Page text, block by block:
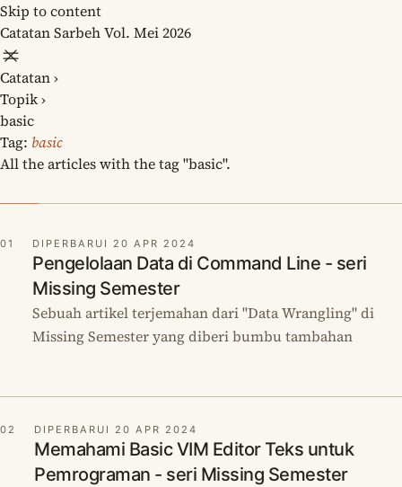
Skip to content
CatatanSarbehVol. Mei 2026
Catatan›
Topik›
basic
Tag: basic
All the articles with the tag "basic".
01 DIPERBARUI 20 APR 2024
Pengelolaan Data di Command Line - seri
Missing Semester
Sebuah artikel terjemahan dari "Data Wrangling" di
Missing Semester yang diberi bumbu tambahan
02 DIPERBARUI 20 APR 2024
Memahami Basic VIM Editor Teks untuk
Pemrograman - seri Missing Semester